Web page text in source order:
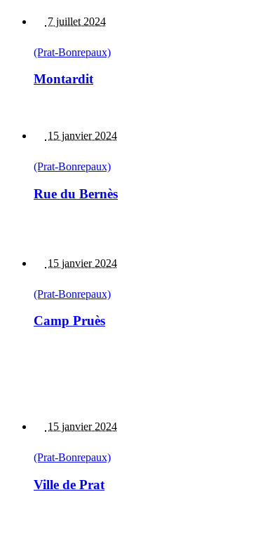
7 juillet 2024
(Prat-Bonrepaux)
Montardit
15 janvier 2024
(Prat-Bonrepaux)
Rue du Bernès
15 janvier 2024
(Prat-Bonrepaux)
Camp Pruès
15 janvier 2024
(Prat-Bonrepaux)
Ville de Prat